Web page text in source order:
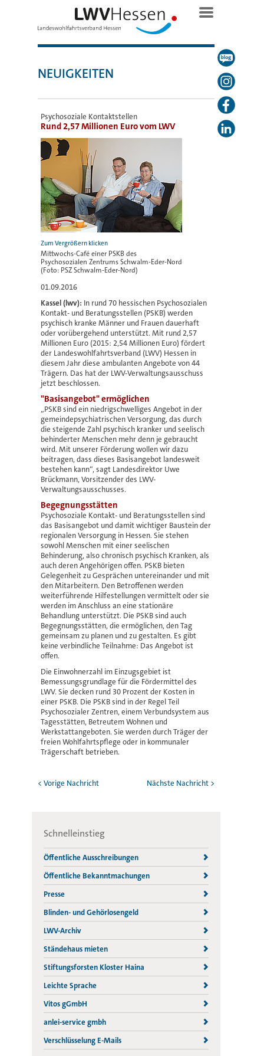
NEUIGKEITEN
Psychosoziale Kontaktstellen
Rund 2,57 Millionen Euro vom LWV
Mittwochs-Café einer PSKB des
Psychosozialen Zentrums Schwalm-Eder-Nord
(Foto: PSZ Schwalm-Eder-Nord)
01.09.2016
Kassel (lwv): In rund 70 hessischen Psychosozialen
Kontakt- und Beratungsstellen (PSKB) werden
psychisch kranke Männer und Frauen dauerhaft
oder vorübergehend unterstützt. Mit rund 2,57
Millionen Euro (2015: 2,54 Millionen Euro) fördert
der Landeswohlfahrtsverband (LWV) Hessen in
diesem Jahr diese ambulanten Angebote von 44
Trägern. Das hat der LWV-Verwaltungsausschuss
jetzt beschlossen.
"Basisangebot" ermöglichen
„PSKB sind ein niedrigschwelliges Angebot in der
gemeindepsychiatrischen Versorgung, das durch
die steigende Zahl psychisch kranker und seelisch
behinderter Menschen mehr denn je gebraucht
wird. Mit unserer Förderung wollen wir dazu
beitragen, dass dieses Basisangebot landesweit
bestehen kann“, sagt Landesdirektor Uwe
Brückmann, Vorsitzender des LWV-
Verwaltungsausschusses.
Begegnungsstätten
Psychosoziale Kontakt- und Beratungsstellen sind
das Basisangebot und damit wichtiger Baustein der
regionalen Versorgung in Hessen. Sie stehen
sowohl Menschen mit einer seelischen
Behinderung, also chronisch psychisch Kranken, als
auch deren Angehörigen offen. PSKB bieten
Gelegenheit zu Gesprächen untereinander und mit
den Mitarbeitern. Den Betroffenen werden
weiterführende Hilfestellungen vermittelt oder sie
werden im Anschluss an eine stationäre
Behandlung unterstützt. Die PSKB sind auch
Begegnungsstätten, die ermöglichen, den Tag
gemeinsam zu planen und zu gestalten. Es gibt
keine verbindliche Teilnahme: Das Angebot ist
offen.
Die Einwohnerzahl im Einzugsgebiet ist
Bemessungsgrundlage für die Fördermittel des
LWV. Sie decken rund 30 Prozent der Kosten in
einer PSKB. Die PSKB sind in der Regel Teil
Psychosozialer Zentren, einem Verbundsystem aus
Tagesstätten, Betreutem Wohnen und
Werkstattangeboten. Sie werden durch Träger der
freien Wohlfahrts­pflege oder in kommunaler
Trägerschaft betrieben.
Nächste Nachricht >
< Vorige Nachricht
Schnelleinstieg
Öffentliche Ausschreibungen
Öffentliche Bekanntmachungen
Presse
Blinden- und Gehörlosengeld
LWV-Archiv
Ständehaus mieten
Stiftungsforsten Kloster Haina
Leichte Sprache
Vitos gGmbH
anlei-service gmbh
Verschlüsselung E-Mails